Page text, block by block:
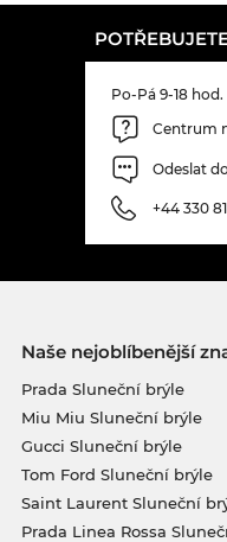
Po-Pá 9-18 hod.
Centrum
Odeslat
+44 330
Naše nejoblíbenější
Prada Sluneční brýle
Miu Miu Sluneční brýle
Gucci Sluneční brýle
Tom Ford Sluneční brýle
Saint Laurent Sluneční
Prada Linea Rossa